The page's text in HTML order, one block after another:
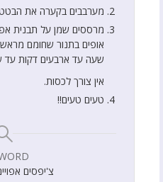
מערבבים בקערה את
מרססים שמן על תבנית
שעה עד ארבעים דקות עד
אין צורך לכסות.
טעים טעים!!
צ'יפסים